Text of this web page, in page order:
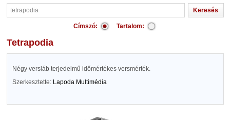
Címszó: Tartalom:
tetrapodia
Négy versláb terjedelmű időmértékes versmérték.
Szerkesztette: Lapoda Multimédia